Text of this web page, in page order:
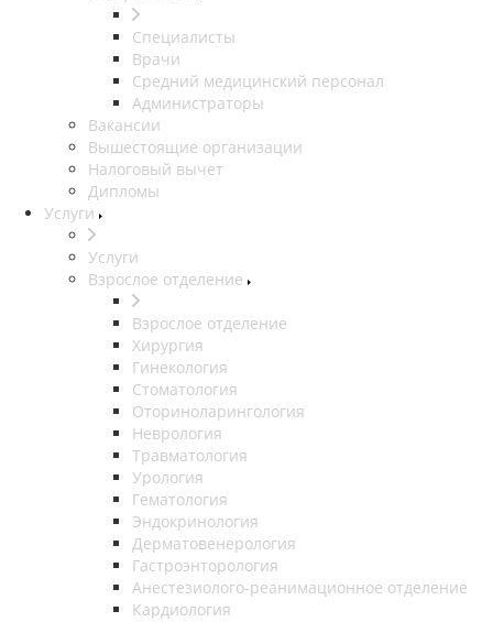
Специалисты
Врачи
Средний медицинский персонал
Администраторы
Вакансии
Вышестоящие организации
Налоговый вычет
Дипломы
Услуги
Услуги
Взрослое отделение
Взрослое отделение
Хирургия
Гинекология
Стоматология
Оториноларингология
Неврология
Травматология
Урология
Гематология
Эндокринология
Дерматовенерология
Гастроэнторология
Анестезиолого-реанимационное отделение
Кардиология